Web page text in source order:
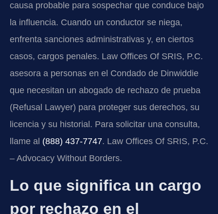
causa probable para sospechar que conduce bajo
la influencia. Cuando un conductor se niega,
enfrenta sanciones administrativas y, en ciertos
casos, cargos penales. Law Offices Of SRIS, P.C.
asesora a personas en el Condado de Dinwiddie
que necesitan un abogado de rechazo de prueba
(Refusal Lawyer) para proteger sus derechos, su
licencia y su historial. Para solicitar una consulta,
llame al (888) 437-7747. Law Offices Of SRIS, P.C.
– Advocacy Without Borders.
Lo que significa un cargo
por rechazo en el